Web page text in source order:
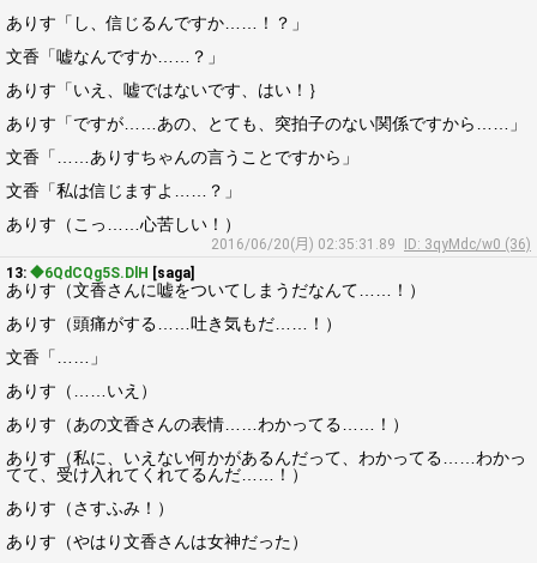
ありす「し、信じるんですか……！？」
文香「嘘なんですか……？」
ありす「いえ、嘘ではないです、はい！｝
ありす「ですが……あの、とても、突拍子のない関係ですから……」
文香「……ありすちゃんの言うことですから」
文香「私は信じますよ……？」
ありす（こっ……心苦しい！）
2016/06/20(月) 02:35:31.89
ID: 3qyMdc/w0 (36)
13: ◆6QdCQg5S.DlH [saga]
ありす（文香さんに嘘をついてしまうだなんて……！）
ありす（頭痛がする……吐き気もだ……！）
文香「……」
ありす（……いえ）
ありす（あの文香さんの表情……わかってる……！）
ありす（私に、いえない何かがあるんだって、わかってる……わかっ
てて、受け入れてくれてるんだ……！）
ありす（さすふみ！）
ありす（やはり文香さんは女神だった）